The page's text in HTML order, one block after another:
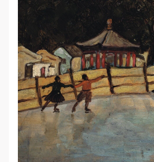
根据《中华人民共和国广告法》、《
民法通则》以及 最高人民法院关于贯
人民共和国民法通则》若干问题的意
有关规定，为明确肖像许可方（甲方
方）的权利义务关系，经双方友好协
带有甲方肖像的作品的使用达成如下
一、 一般约定
（1）、甲方为本协议中的肖像权人，
肖像权许可乙方作符合本协议约定和
途。
（2）、乙方中央美术学院美术馆是一
根据《中华人民共和国广告法》、《
民法通则》以及 最高人民法院关于贯
人民共和国民法通则》若干问题的意
有关规定，为明确肖像许可方（甲方
方）的权利义务关系，经双方友好协
带有甲方肖像的作品的使用达成如下
一、 一般约定
（1）、甲方为本协议中的肖像权人，
肖像权许可乙方作符合本协议约定和
途。
（2）、乙方中央美术学院美术馆是一
根据《中华人民共和国广告法》、《
民法通则》以及 最高人民法院关于贯
人民共和国民法通则》若干问题的意
有关规定，为明确肖像许可方（甲方
方）的权利义务关系，经双方友好协
带有甲方肖像的作品的使用达成如下
一、 一般约定
（1）、甲方为本协议中的肖像权人，
肖像权许可乙方作符合本协议约定和
途。
（2）、乙方中央美术学院美术馆是一